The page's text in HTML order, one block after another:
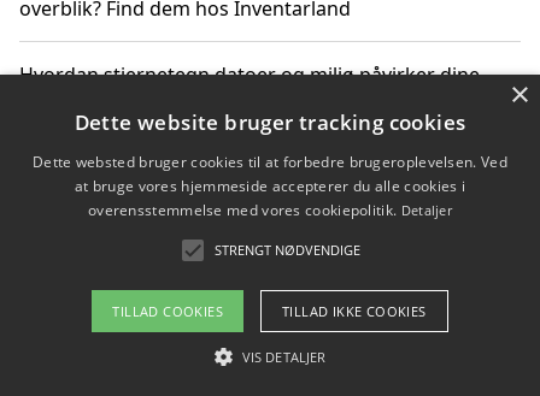
overblik? Find dem hos Inventarland
Hvordan stjernetegn datoer og miljø påvirker dine
Bæredygtige gadgets til en grønnere hverdag
Om / kontakt
Blog Betingelser
×
Dette website bruger tracking cookies
Dette websted bruger cookies til at forbedre brugeroplevelsen. Ved
at bruge vores hjemmeside accepterer du alle cookies i
overensstemmelse med vores cookiepolitik. Detaljer
STRENGT NØDVENDIGE
TILLAD COOKIES TILLAD IKKE COOKIES
VIS DETALJER